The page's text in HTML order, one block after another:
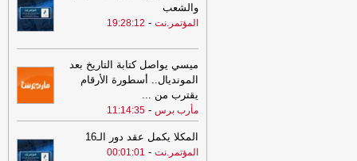
والشعب
المؤتمر.نت -
19:28:12
ميسي يواصل كتابة التاريخ بعد
المونديال.. أسطورة الأرقام
يقترب من ...
مأرب برس -
11:14:35
المكلا يكمل عقد دور الـ16
المؤتمر.نت -
00:01:01